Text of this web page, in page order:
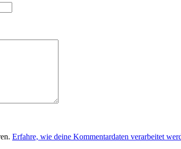
Erfahre, wie deine Kommentardaten verarbeitet